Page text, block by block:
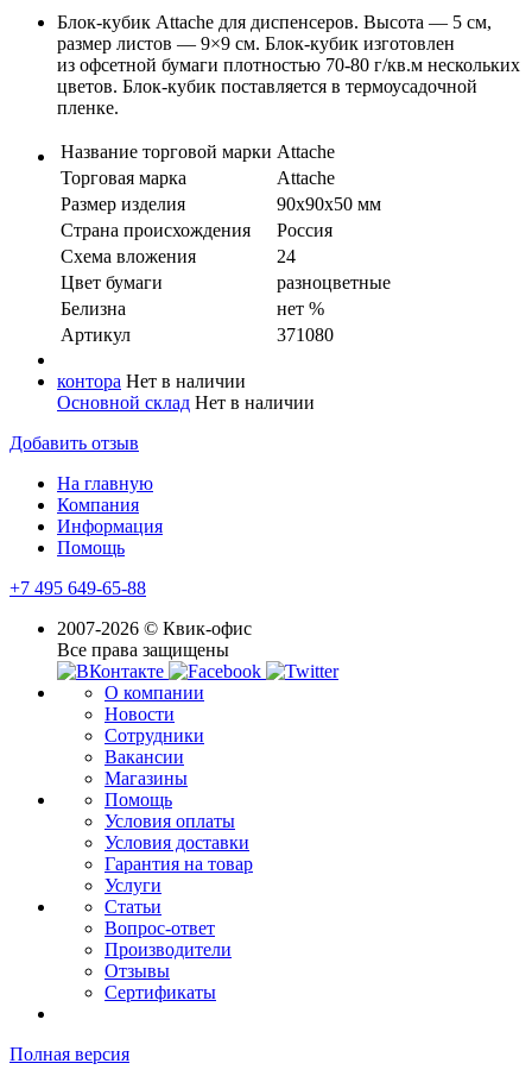
Блок-кубик Attache для диспенсеров. Высота — 5 см,
размер листов — 9×9 см. Блок-кубик изготовлен
из офсетной бумаги плотностью 70-80 г/кв.м нескольких
цветов. Блок-кубик поставляется в термоусадочной
пленке.
Название торговой марки Attache
Торговая марка
Attache
Размер изделия
90x90x50 мм
Страна происхождения
Россия
Схема вложения
24
Цвет бумаги
разноцветные
Белизна
нет %
Артикул
371080
контора Нет в наличии
Основной склад Нет в наличии
Добавить отзыв
На главную
Компания
Информация
Помощь
+7 495 649-65-88
2007-2026 © Квик-офис
Все права защищены
О компании
Новости
Сотрудники
Вакансии
Магазины
Помощь
Условия оплаты
Условия доставки
Гарантия на товар
Услуги
Статьи
Вопрос-ответ
Производители
Отзывы
Сертификаты
Полная версия